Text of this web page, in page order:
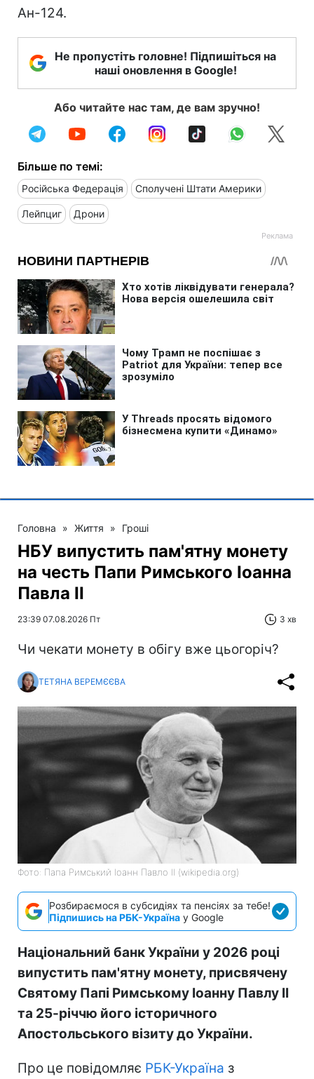
Ан-124.
Не пропустіть головне! Підпишіться на
наші оновлення в Google!
Або читайте нас там, де вам зручно!
Більше по темі:
Російська Федерація Сполучені Штати Америки
Лейпциг Дрони
Головна » Життя » Гроші
НБУ випустить пам'ятну монету
на честь Папи Римського Іоанна
Павла II
23:39 07.08.2026 Пт 3 хв
Чи чекати монету в обігу вже цьогоріч?
ТЕТЯНА ВЕРЕМЄЄВА
Фото: Папа Римський Іоанн Павло II (wikipedia.org)
Розбираємося в субсидіях та пенсіях за тебе!
Підпишись на РБК-Україна у Google
Національний банк України у 2026 році
випустить пам'ятну монету, присвячену
Святому Папі Римському Іоанну Павлу II
та 25-річчю його історичного
Апостольського візиту до України.
Про це повідомляє РБК-Україна з